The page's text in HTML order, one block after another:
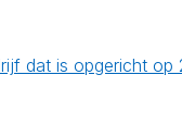
dat is opgericht